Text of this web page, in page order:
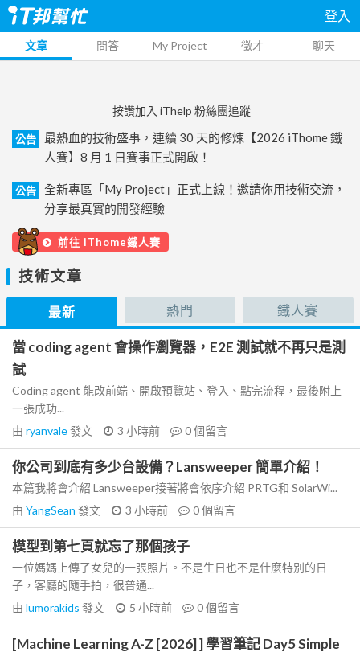
登入
文章 問答 My Project 徵才 聊天
按讚加入 iThelp 粉絲團追蹤
公告
最熱血的技術盛事，連續 30 天的修煉【2026 iThome 鐵
人賽】8 月 1 日賽事正式開啟！
公告
全新專區「My Project」正式上線！邀請你用技術交流，
分享最真實的開發經驗
前往 iThome鐵人賽
技術文章
最新 熱門 鐵人賽
當 coding agent 會操作瀏覽器，E2E 測試就不再只是測
試
Coding agent 能改前端、開啟預覽站、登入、點完流程，最後附上
一張成功...
由 ryanvale發文 3 小時前 0個留言
你公司到底有多少台設備？Lansweeper 簡單介紹！
本篇我將會介紹 Lansweeper接著將會依序介紹 PRTG和 SolarWi...
由 YangSean 發文 3 小時前 0個留言
模型到第七頁就忘了那個孩子
一位媽媽上傳了女兒的一張照片。不是生日也不是什麼特別的日
子，客廳的隨手拍，很普通...
由 lumorakids 發文 5 小時前 0個留言
[Machine Learning A-Z [2026] ] 學習筆記 Day5 Simple